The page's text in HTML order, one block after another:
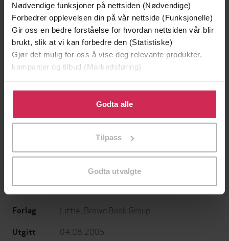
Nødvendige funksjoner på nettsiden (Nødvendige)
Forbedrer opplevelsen din på vår nettside (Funksjonelle)
Gir oss en bedre forståelse for hvordan nettsiden vår blir
brukt, slik at vi kan forbedre den (Statistiske)
Gjør det mulig for oss å vise deg relevante produkter,
kampanjer og tilbud (Markedsføring)
Klikk på «Godta alle» for å gi oss ditt samtykke til å
bruke cookies for alle disse formålene. Du kan også
tilpasse ditt samtykke til spesifikke formål ved å klikke
Godta alle
Tilpass
Godta utvalgte
129,-
Minnesota
Jo Nesbø
Utskudd
The International Bestseller - 'An intimate
portrait of Afghani people quite unlike any
other' SUNDAY TIMES
Åsne Seierstad(forfatter),
(innleser)
Forlag Little, Brown Book Group
Utgitt 04.08.2005